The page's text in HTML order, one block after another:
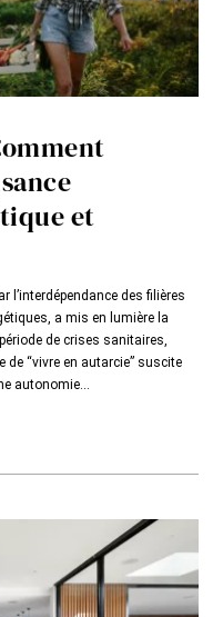
et
l’interdépendance des filières
a mis en lumière la
de crises sanitaires,
de “vivre en autarcie” suscite
autonomie...